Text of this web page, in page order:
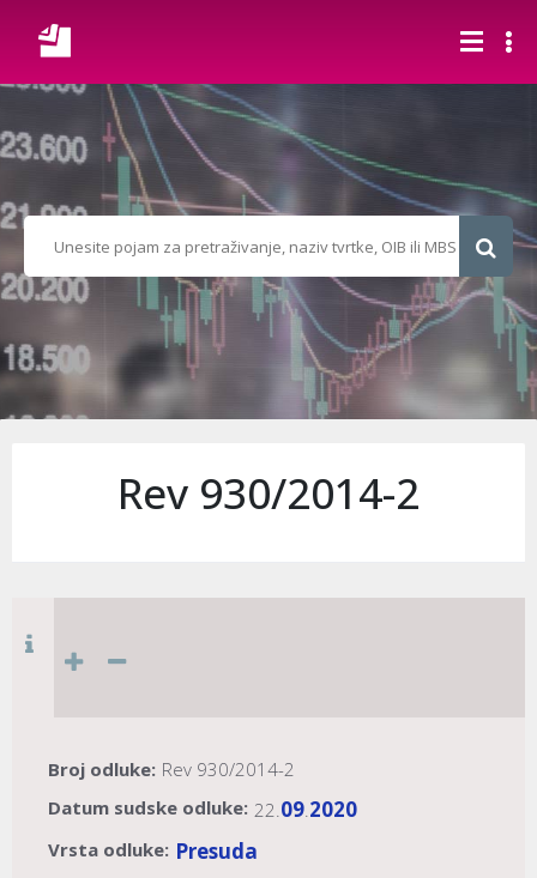
Rev 930/2014-2
Broj odluke: Rev 930/2014-2
Datum sudske odluke: 22.09.2020
Vrsta odluke: Presuda